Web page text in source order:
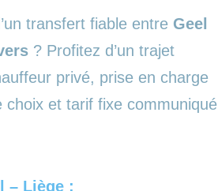
transfert fiable entre Geel
? Profitez d’un trajet
privé, prise en charge
choix et tarif fixe communiqué
– Liège :